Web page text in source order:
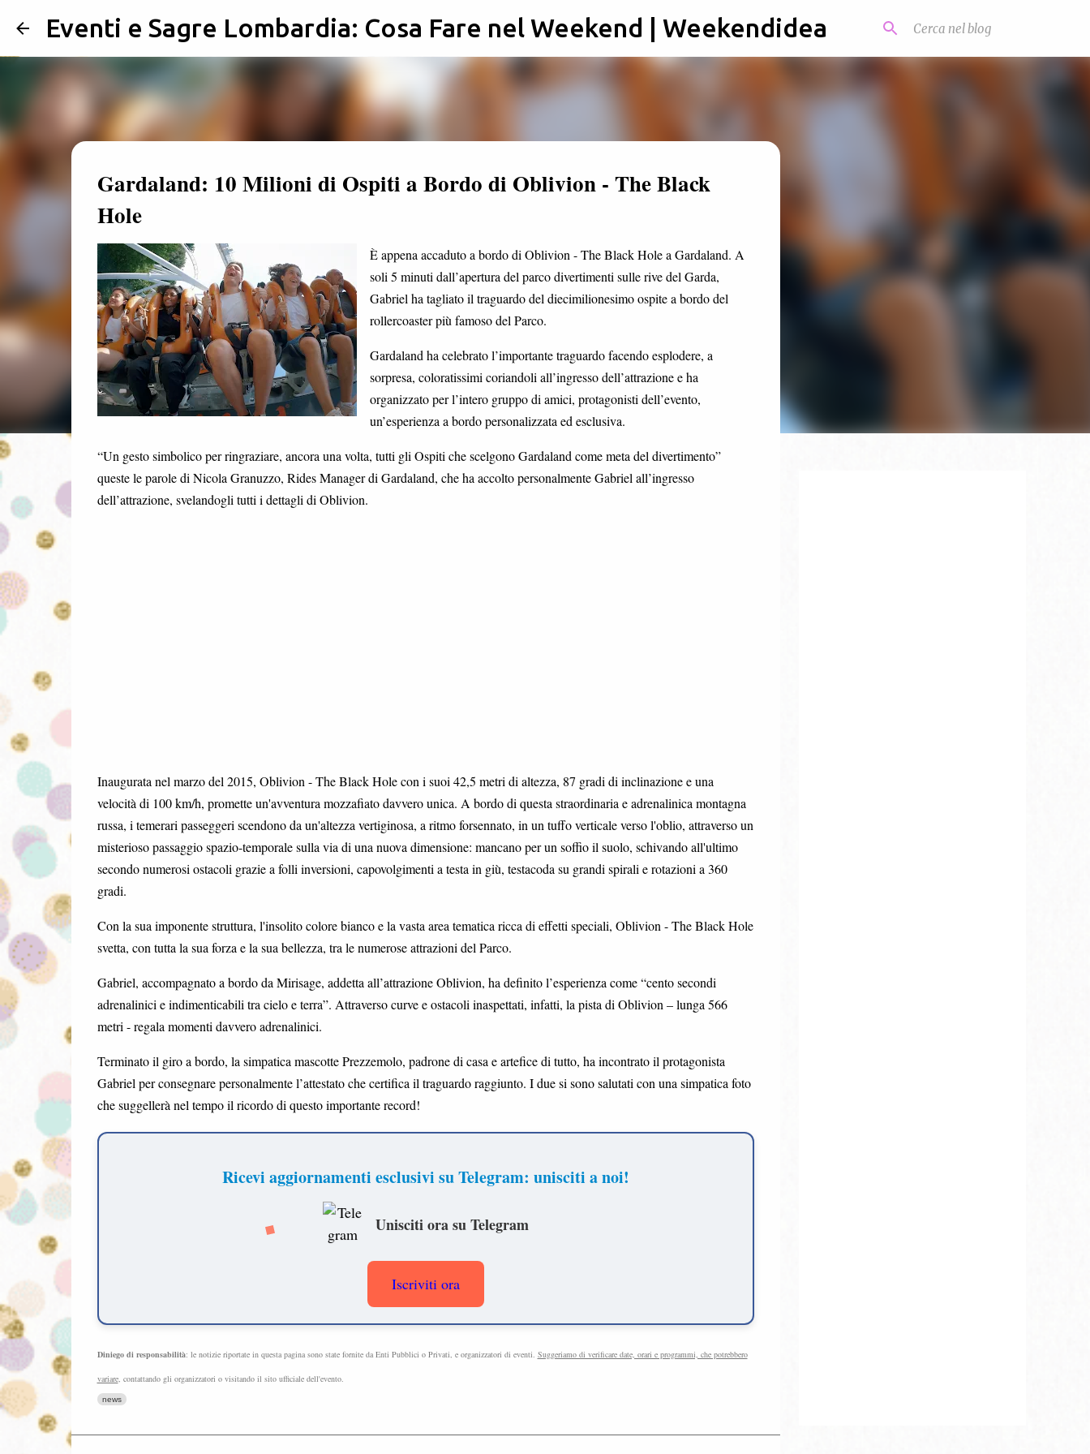
Passa ai contenuti principali
Eventi e Sagre Lombardia: Cosa Fare nel Weekend | Weekendidea
Gardaland: 10 Milioni di Ospiti a Bordo di Oblivion - The Black
Hole
È appena accaduto a bordo di Oblivion - The Black Hole a Gardaland. A
soli 5 minuti dall’apertura del parco divertimenti sulle rive del Garda,
Gabriel ha tagliato il traguardo del diecimilionesimo ospite a bordo del
rollercoaster più famoso del Parco.
Gardaland ha celebrato l’importante traguardo facendo esplodere, a
sorpresa, coloratissimi coriandoli all’ingresso dell’attrazione e ha
organizzato per l’intero gruppo di amici, protagonisti dell’evento,
un’esperienza a bordo personalizzata ed esclusiva.
“Un gesto simbolico per ringraziare, ancora una volta, tutti gli Ospiti che scelgono Gardaland come meta del divertimento”
queste le parole di Nicola Granuzzo, Rides Manager di Gardaland, che ha accolto personalmente Gabriel all’ingresso
dell’attrazione, svelandogli tutti i dettagli di Oblivion.
Inaugurata nel marzo del 2015, Oblivion - The Black Hole con i suoi 42,5 metri di altezza, 87 gradi di inclinazione e una
velocità di 100 km/h, promette un'avventura mozzafiato davvero unica. A bordo di questa straordinaria e adrenalinica montagna
russa, i temerari passeggeri scendono da un'altezza vertiginosa, a ritmo forsennato, in un tuffo verticale verso l'oblio, attraverso un
misterioso passaggio spazio-temporale sulla via di una nuova dimensione: mancano per un soffio il suolo, schivando all'ultimo
secondo numerosi ostacoli grazie a folli inversioni, capovolgimenti a testa in giù, testacoda su grandi spirali e rotazioni a 360
gradi.
Con la sua imponente struttura, l'insolito colore bianco e la vasta area tematica ricca di effetti speciali, Oblivion - The Black Hole
svetta, con tutta la sua forza e la sua bellezza, tra le numerose attrazioni del Parco.
Gabriel, accompagnato a bordo da Mirisage, addetta all’attrazione Oblivion, ha definito l’esperienza come “cento secondi
adrenalinici e indimenticabili tra cielo e terra”. Attraverso curve e ostacoli inaspettati, infatti, la pista di Oblivion – lunga 566
metri - regala momenti davvero adrenalinici.
Terminato il giro a bordo, la simpatica mascotte Prezzemolo, padrone di casa e artefice di tutto, ha incontrato il protagonista
Gabriel per consegnare personalmente l’attestato che certifica il traguardo raggiunto. I due si sono salutati con una simpatica foto
che suggellerà nel tempo il ricordo di questo importante record!
Ricevi aggiornamenti esclusivi su Telegram: unisciti a noi!
Unisciti ora su Telegram
Iscriviti ora
Diniego di responsabilità: le notizie riportate in questa pagina sono state fornite da Enti Pubblici o Privati, e organizzatori di eventi. Suggeriamo di verificare date, orari e programmi, che potrebbero
variare, contattando gli organizzatori o visitando il sito ufficiale dell'evento.
news